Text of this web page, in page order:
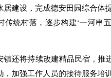
居建设，完成德安田园综合体
传统村落，逐步构建‘一河串
将持续改建精品民宿，推
，加强工作人员的接待服务培